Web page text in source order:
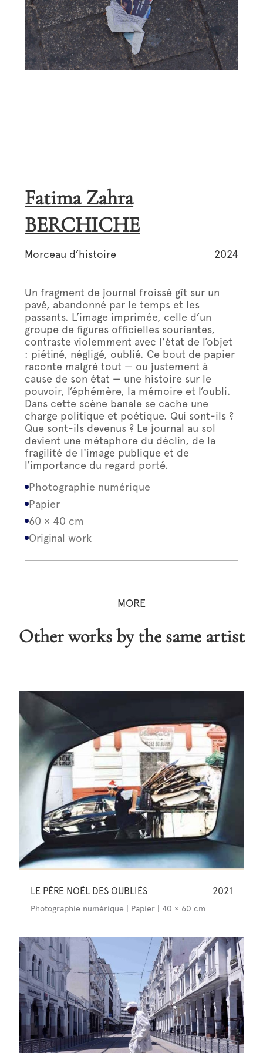
Fatima Zahra
BERCHICHE
Morceau d’histoire 2024
Un fragment de journal froissé gît sur un
pavé, abandonné par le temps et les
passants. L’image imprimée, celle d’un
groupe de figures officielles souriantes,
contraste violemment avec l'état de l’objet
: piétiné, négligé, oublié. Ce bout de papier
raconte malgré tout — ou justement à
cause de son état — une histoire sur le
pouvoir, l’éphémère, la mémoire et l’oubli.
Dans cette scène banale se cache une
charge politique et poétique. Qui sont-ils ?
Que sont-ils devenus ? Le journal au sol
devient une métaphore du déclin, de la
fragilité de l'image publique et de
l’importance du regard porté.
Photographie numérique
Papier
60 × 40 cm
Original work
MORE
Other works by the same artist
LE PÈRE NOËL DES OUBLIÉS 2021
Photographie numérique | Papier | 40 × 60 cm